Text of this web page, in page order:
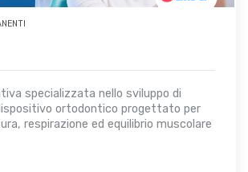
specializzata nello sviluppo di
ortodontico progettato per
respirazione ed equilibrio muscolare